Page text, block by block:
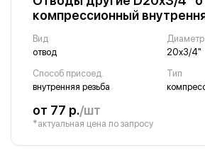
компрессионный
Вид
отвод
20х3/4"
Способ присоед.
внутренняя резьба
Тип
от 77 р./шт
*актуальная цена по запросу